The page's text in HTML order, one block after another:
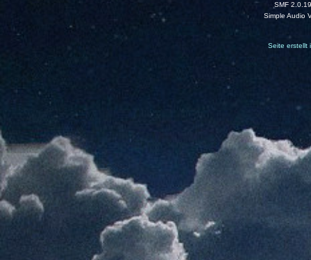
SMF 2.0.19
Simple Audio
Seite erstellt